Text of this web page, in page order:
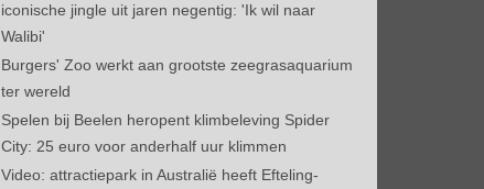
iconische jingle uit jaren negentig: 'Ik wil naar
Walibi'
Burgers' Zoo werkt aan grootste zeegrasaquarium
ter wereld
Spelen bij Beelen heropent klimbeleving Spider
City: 25 euro voor anderhalf uur klimmen
Video: attractiepark in Australië heeft Efteling-